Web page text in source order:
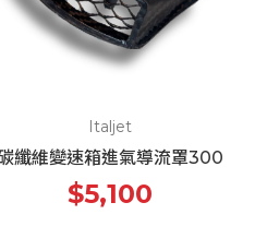
Italjet
纖維變速箱進氣導流罩300
$5,100